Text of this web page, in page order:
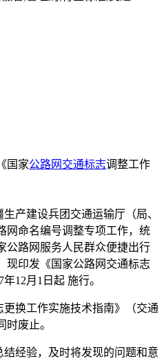
国家公路网 交通标志调整工作
产建设兵团交通运输厅（局、
网命名编号调整专项工作，统
公路网服务人民群众便捷出行
现印发《国家公路网交通标志
12月1日起 施行。
换工作实施技术指南》（交通
时废止。
经验，及时将发现的问题和意